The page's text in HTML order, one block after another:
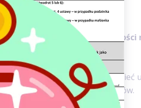
- od jakies wartości
amortyzacyjnych, musimy mieć
to zrobić na kilka sposobów.